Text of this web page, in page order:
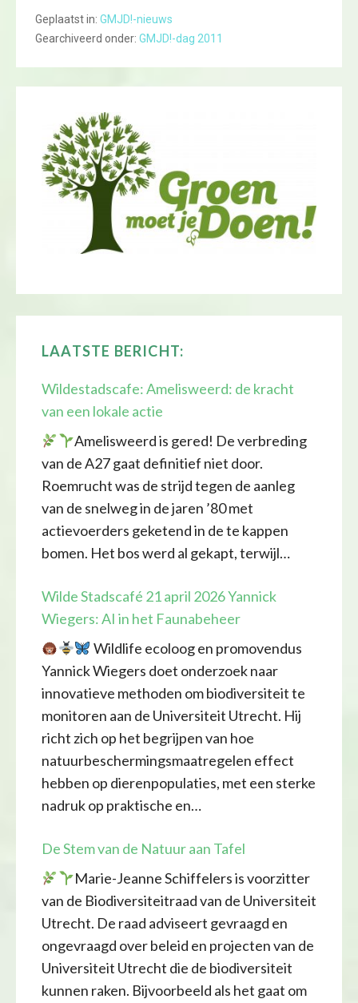
Geplaatst in: GMJD!-nieuws
Gearchiveerd onder: GMJD!-dag 2011
LAATSTE BERICHT:
Wildestadscafe: Amelisweerd: de kracht
van een lokale actie
Amelisweerd is gered! De verbreding
van de A27 gaat definitief niet door.
Roemrucht was de strijd tegen de aanleg
van de snelweg in de jaren ’80 met
actievoerders geketend in de te kappen
bomen. Het bos werd al gekapt, terwijl…
Wilde Stadscafé 21 april 2026 Yannick
Wiegers: AI in het Faunabeheer
Wildlife ecoloog en promovendus
Yannick Wiegers doet onderzoek naar
innovatieve methoden om biodiversiteit te
monitoren aan de Universiteit Utrecht. Hij
richt zich op het begrijpen van hoe
natuurbeschermingsmaatregelen effect
hebben op dierenpopulaties, met een sterke
nadruk op praktische en…
De Stem van de Natuur aan Tafel
Marie-Jeanne Schiffelers is voorzitter
van de Biodiversiteitraad van de Universiteit
Utrecht. De raad adviseert gevraagd en
ongevraagd over beleid en projecten van de
Universiteit Utrecht die de biodiversiteit
kunnen raken. Bijvoorbeeld als het gaat om